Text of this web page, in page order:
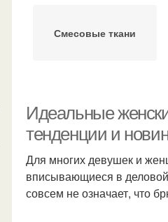
Смесовые ткани
Идеальные
тенденции и
Для многих девушек и
вписывающиеся в
совсем не означает, что